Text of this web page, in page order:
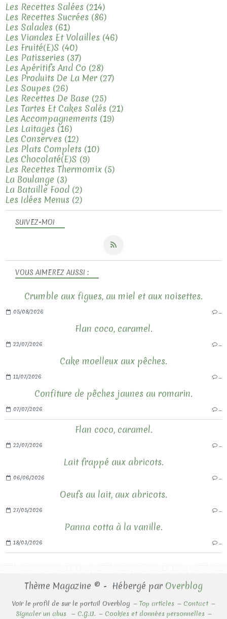
SUIVEZ-MOI
VOUS AIMEREZ AUSSI :
Crumble aux figues, au miel et aux noisettes.
05/08/2026
Flan coco, caramel.
22/07/2026
Cake moelleux aux pêches.
11/07/2026
Confiture de pêches jaunes au romarin.
07/07/2026
Flan coco, caramel.
22/07/2026
Lait frappé aux abricots.
06/06/2026
Oeufs au lait, aux abricots.
27/05/2026
Panna cotta à la vanille.
18/03/2026
Les Recettes Salées (214)
Les Recettes Sucrées (86)
Les Salades (61)
Les Viandes Et Volailles (46)
Les Fruité(e)s (40)
Les Patisseries (37)
Les Apéritifs And Co (28)
Les Produits De La Mer (27)
Les Soupes (26)
Les Recettes De Base (25)
Les Tartes Et Cakes Salés (21)
Les Accompagnements (19)
Les Laitages (16)
Les Conserves (12)
Les Plats Complets (10)
Les Chocolaté(e)s (9)
Les Recettes Thermomix (5)
La Boulange (3)
La Bataille Food (2)
Les Idées Menus (2)
Thème Magazine © - Hébergé par Overblog
Voir le profil de sur le portail Overblog Top articles
Contact
Signaler un abus
C.G.U. Cookies et données personnelles